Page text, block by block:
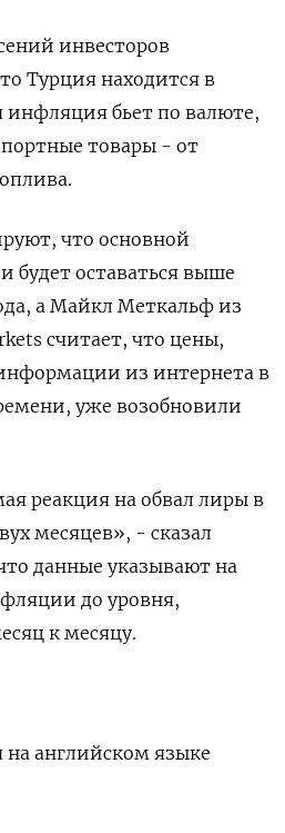
инвесторов
Турция находится в
инфляция бьет по валюте,
товары - от
что основной
будет оставаться выше
а Майкл Меткальф из
считает, что цены,
из интернета в
уже возобновили
реакция на обвал лиры в
месяцев», - сказал
данные указывают на
до уровня,
к месяцу.
английском языке